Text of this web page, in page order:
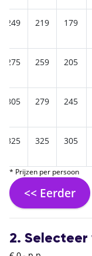
249 219 179
275 259 205
305 279 245
325 325 305
* Prijzen per persoon
<< Eerder
2.